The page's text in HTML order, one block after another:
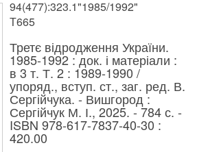
94(477):323.1"1985/1992"
Т665
Третє відродження України.
1985-1992 : док. і матеріали :
в 3 т. Т. 2 : 1989-1990 /
упоряд., вступ. ст., заг. ред. В.
Сергійчука. - Вишгород :
Сергійчук М. І., 2025. - 784 с. -
ISBN 978-617-7837-40-30 :
420.00